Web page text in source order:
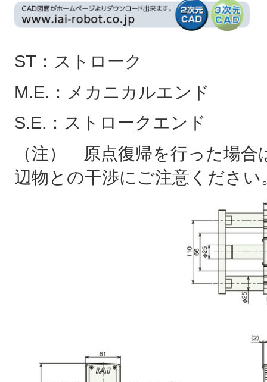
ST：ストローク
M.E.：メカニカルエンド
S.E.：ストロークエンド
（注） 原点復帰を行った場
辺物との干渉にご注意ください